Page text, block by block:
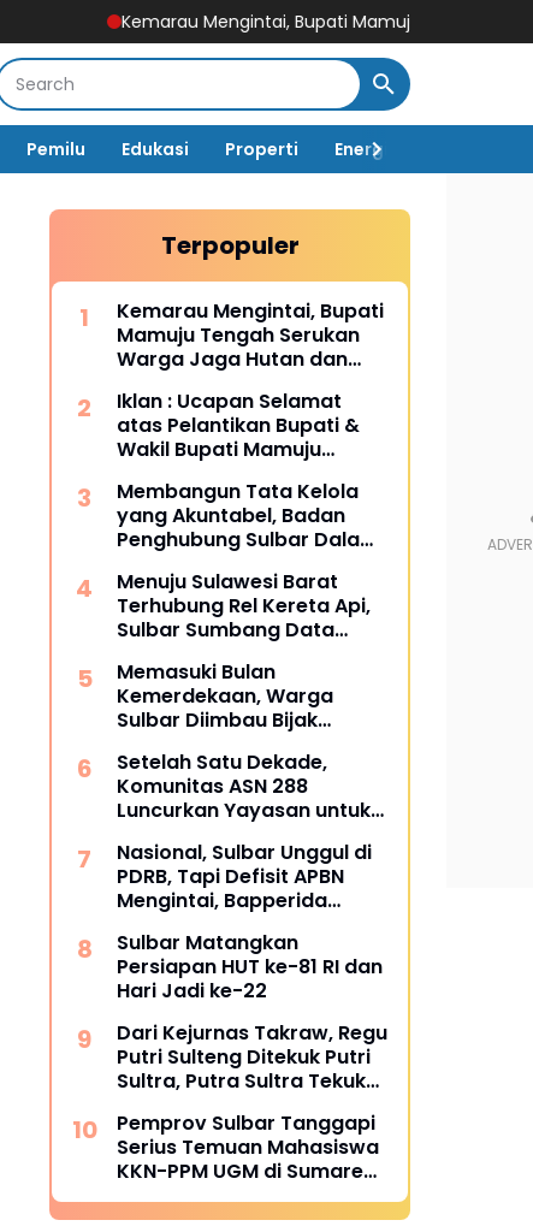
Kemarau Mengintai, Bupati Mamuju Tengah Serukan Warga
Pemilu Edukasi Properti Energi
Terpopuler
Kemarau Mengintai, Bupati
Mamuju Tengah Serukan
Warga Jaga Hutan dan
Iklan : Ucapan Selamat
atas Pelantikan Bupati &
Wakil Bupati Mamuju
Membangun Tata Kelola
yang Akuntabel, Badan
Penghubung Sulbar Dalami
Jasa
Menuju Sulawesi Barat
Terhubung Rel Kereta Api,
Sulbar Sumbang Data
Memasuki Bulan
Kemerdekaan, Warga
Sulbar Diimbau Bijak
Setelah Satu Dekade,
Komunitas ASN 288
Luncurkan Yayasan untuk
Kesehatan
Nasional, Sulbar Unggul di
PDRB, Tapi Defisit APBN
Mengintai, Bapperida
Sulbar Matangkan
Persiapan HUT ke-81 RI dan
Hari Jadi ke-22
Dari Kejurnas Takraw, Regu
Putri Sulteng Ditekuk Putri
Sultra, Putra Sultra Tekuk
Pemprov Sulbar Tanggapi
Serius Temuan Mahasiswa
KKN-PPM UGM di Sumare
dan Tapandullu